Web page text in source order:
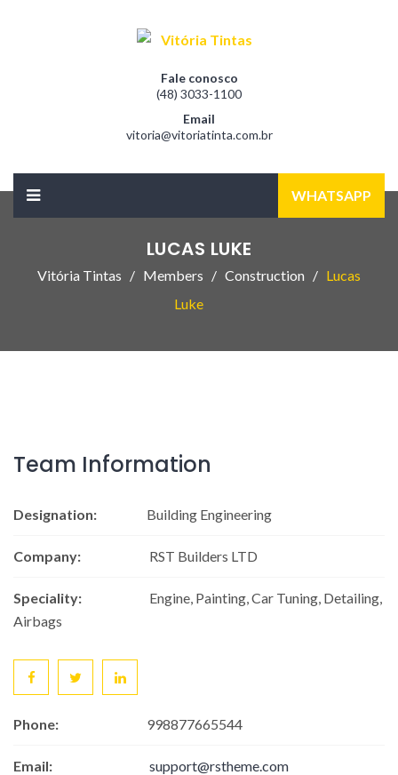
Fale conosco
(48) 3033-1100
Email
vitoria@vitoriatinta.com.br
WHATSAPP
LUCAS LUKE
Vitória Tintas Members Construction
Lucas
Luke
Team Information
Designation: Building Engineering
Company: RST Builders LTD
Speciality:
Engine, Painting, Car Tuning, Detailing,
Airbags
Phone: 998877665544
Email: support@rstheme.com